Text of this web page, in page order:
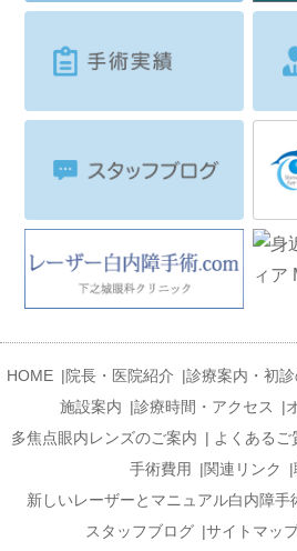
HOME |院長・医院紹介 |診療案内・初
施設案内 |診療時間・アクセス |
多焦点眼内レンズのご案内 | よくあるご
手術費用
|関連リンク |
新しいレーザーとマニュアル白内障手
スタッフブログ |サイトマッ